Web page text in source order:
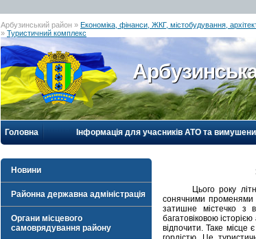
Арбузинський район » Економіка, фінанси, ЖКГ, містобудування,
» Туристичний комплекс
Головна Інформація для учасників АТО та
Новини
Районна державна адміністрація
Органи місцевого
самоврядування району
Цього року
сонячними
затишне містечко з
багатовіковою
відпочити. Таке місце